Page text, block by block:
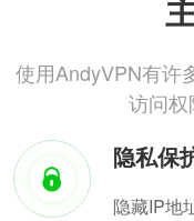
使用AndyVPN有许
访问
隐私保
隐藏IP地